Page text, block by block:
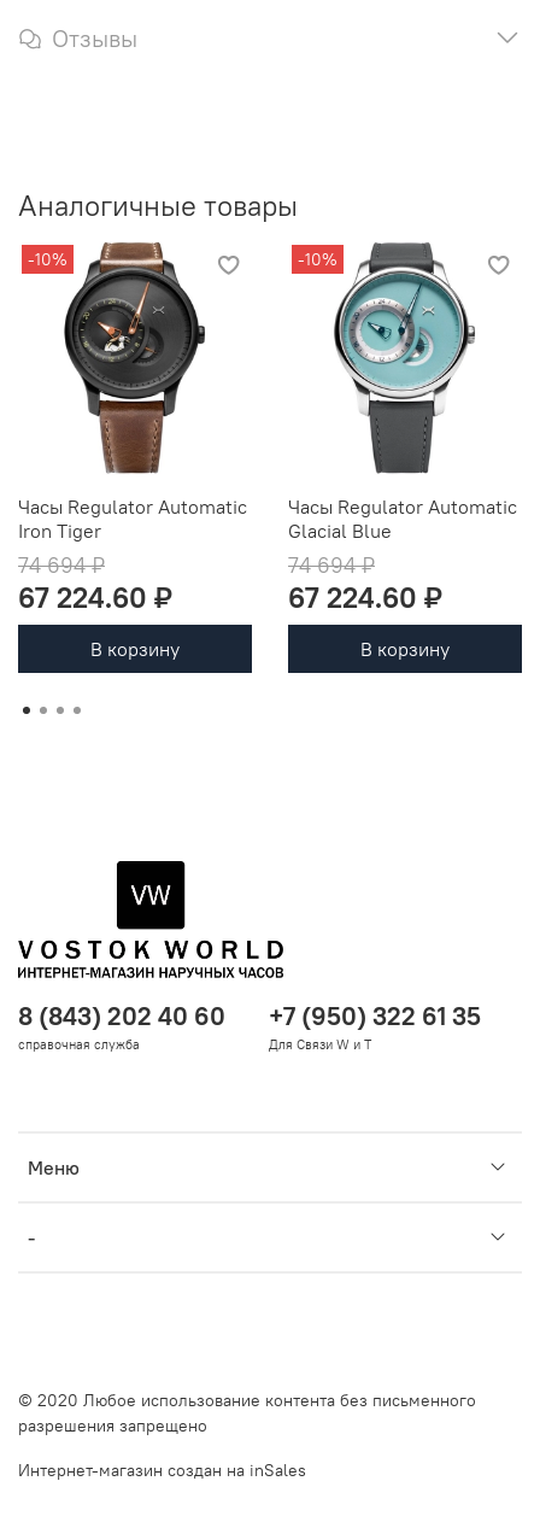
Отзывы
Аналогичные товары
-10%
Часы Regulator Automatic
Iron Tiger
74 694 ₽
67 224.60 ₽
В корзину
-10%
Часы Regulator Automatic
Glacial Blue
74 694 ₽
67 224.60 ₽
В корзину
Меню
-
8 (843) 202 40 60
справочная служба
+7 (950) 322 61 35
Для Связи W и T
© 2020 Любое использование контента без письменного
разрешения запрещено
Интернет-магазин создан на inSales